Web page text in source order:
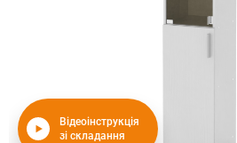
Відеоінструкція
зі складання